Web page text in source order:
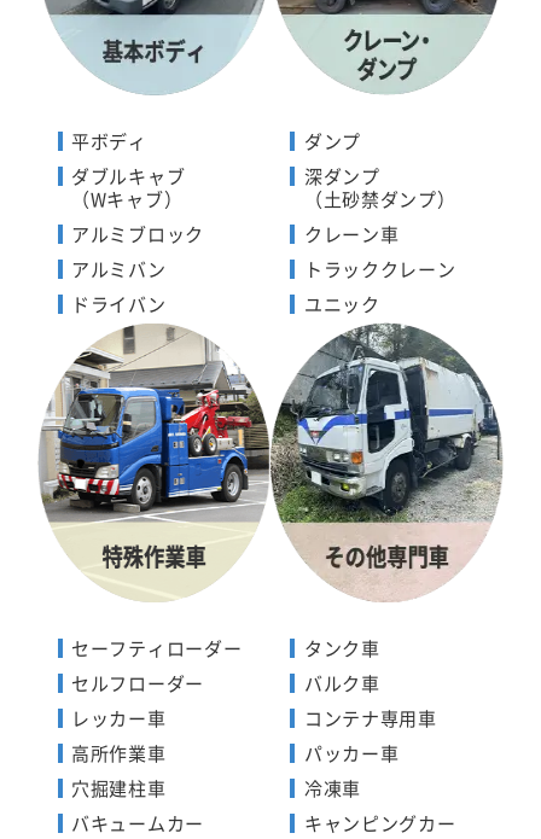
平ボディ
ダブルキャブ
（Wキャブ）
アルミブロック
アルミバン
ドライバン
ダンプ
深ダンプ
（土砂禁ダンプ）
クレーン車
トラッククレーン
ユニック
セーフティローダー
セルフローダー
レッカー車
高所作業車
穴掘建柱車
バキュームカー
タンク車
バルク車
コンテナ専用車
パッカー車
冷凍車
キャンピングカー